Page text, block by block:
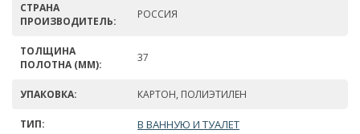
СТРАНА
ПРОИЗВОДИТЕЛЬ:
РОССИЯ
ТОЛЩИНА
ПОЛОТНА (ММ):
37
УПАКОВКА: КАРТОН, ПОЛИЭТИЛЕН
ТИП: В ВАННУЮ И ТУАЛЕТ